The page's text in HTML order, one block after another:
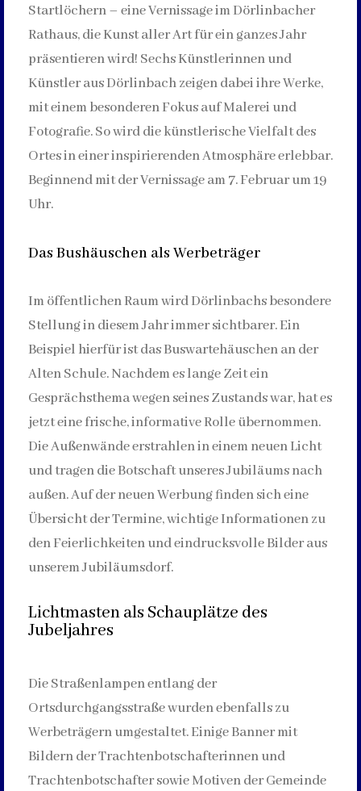
Startlöchern – eine Vernissage im Dörlinbacher
Rathaus, die Kunst aller Art für ein ganzes Jahr
präsentieren wird! Sechs Künstlerinnen und
Künstler aus Dörlinbach zeigen dabei ihre Werke,
mit einem besonderen Fokus auf Malerei und
Fotografie. So wird die künstlerische Vielfalt des
Ortes in einer inspirierenden Atmosphäre erlebbar.
Beginnend mit der Vernissage am 7. Februar um 19
Uhr.
Das Bushäuschen als Werbeträger
Im öffentlichen Raum wird Dörlinbachs besondere
Stellung in diesem Jahr immer sichtbarer. Ein
Beispiel hierfür ist das Buswartehäuschen an der
Alten Schule. Nachdem es lange Zeit ein
Gesprächsthema wegen seines Zustands war, hat es
jetzt eine frische, informative Rolle übernommen.
Die Außenwände erstrahlen in einem neuen Licht
und tragen die Botschaft unseres Jubiläums nach
außen. Auf der neuen Werbung finden sich eine
Übersicht der Termine, wichtige Informationen zu
den Feierlichkeiten und eindrucksvolle Bilder aus
unserem Jubiläumsdorf.
Lichtmasten als Schauplätze des
Jubeljahres
Die Straßenlampen entlang der
Ortsdurchgangsstraße wurden ebenfalls zu
Werbeträgern umgestaltet. Einige Banner mit
Bildern der Trachtenbotschafterinnen und
Trachtenbotschafter sowie Motiven der Gemeinde